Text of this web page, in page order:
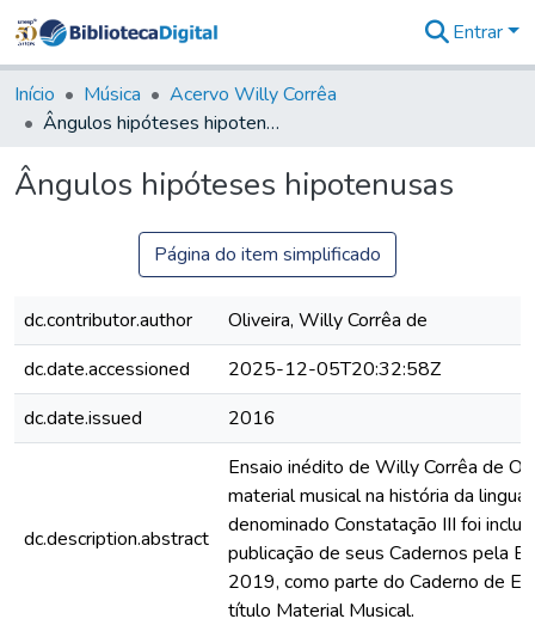
&
Coleções
Tudo na
Digital
Entrar
Início Música
Acervo Willy Corrêa
Ângulos hipóteses hipotenusas
Ângulos hipóteses hipotenusas
Página do item simplificado
dc.contributor.author
Oliveira, Willy Corrêa de
dc.date.accessioned
2025-12-05T20:32:58Z
dc.date.issued
2016
dc.description.abstract
Ensaio inédito de Willy Corrêa de
material musical na história da
denominado Constatação III foi
publicação de seus Cadernos pela
2019, como parte do Caderno de
título Material Musical.